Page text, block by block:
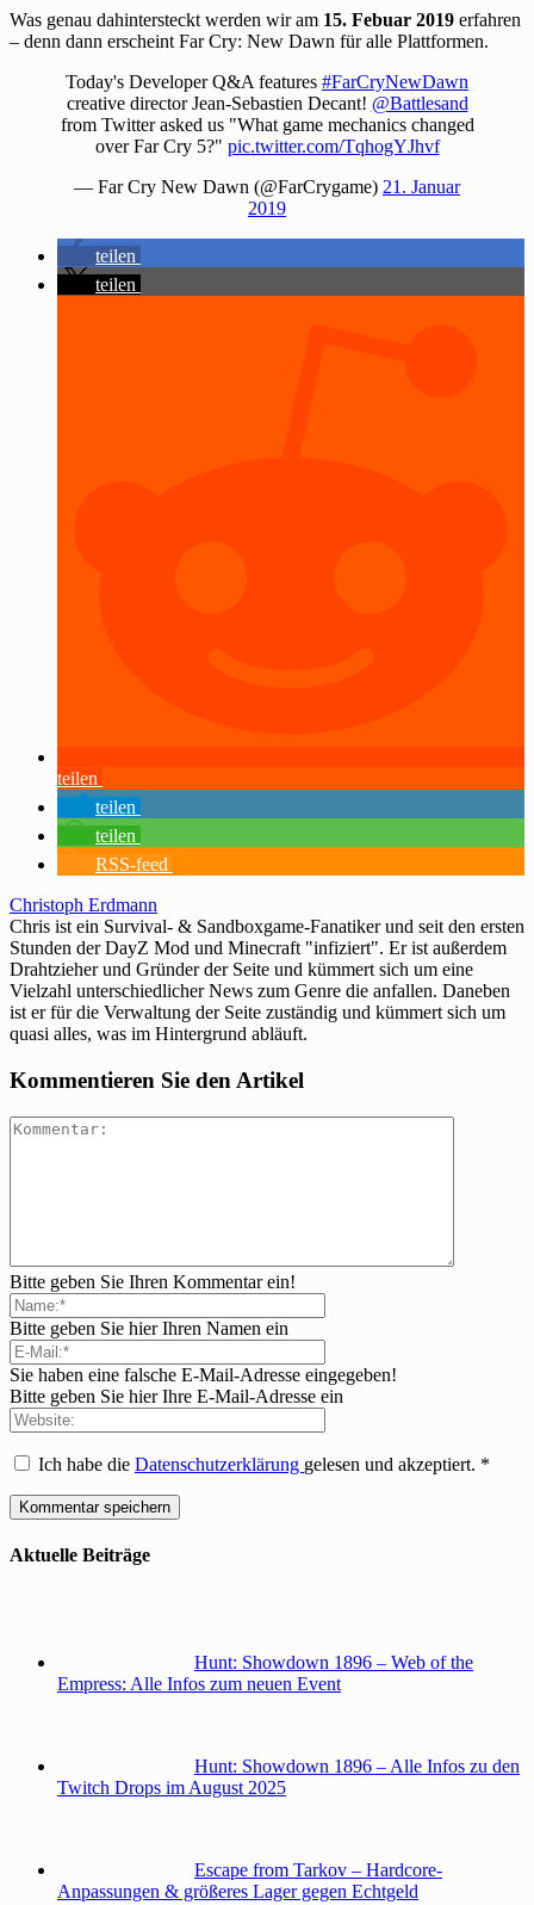
Was genau dahintersteckt werden wir am 15. Febuar 2019 erfahren
– denn dann erscheint Far Cry: New Dawn für alle Plattformen.
Today's Developer Q&A features #FarCryNewDawn
creative director Jean-Sebastien Decant! @Battlesand
from Twitter asked us "What game mechanics changed
over Far Cry 5?" pic.twitter.com/TqhogYJhvf
— Far Cry New Dawn (@FarCrygame) 21. Januar
2019
teilen
teilen
teilen
teilen
teilen
RSS-feed
Christoph Erdmann
Chris ist ein Survival- & Sandboxgame-Fanatiker und seit den ersten
Stunden der DayZ Mod und Minecraft "infiziert". Er ist außerdem
Drahtzieher und Gründer der Seite und kümmert sich um eine
Vielzahl unterschiedlicher News zum Genre die anfallen. Daneben
ist er für die Verwaltung der Seite zuständig und kümmert sich um
quasi alles, was im Hintergrund abläuft.
Kommentieren Sie den Artikel
Bitte geben Sie Ihren Kommentar ein!
Bitte geben Sie hier Ihren Namen ein
Sie haben eine falsche E-Mail-Adresse eingegeben!
Bitte geben Sie hier Ihre E-Mail-Adresse ein
Ich habe die Datenschutzerklärung gelesen und akzeptiert. *
Aktuelle Beiträge
Hunt: Showdown 1896 – Web of the
Empress: Alle Infos zum neuen Event
Hunt: Showdown 1896 – Alle Infos zu den
Twitch Drops im August 2025
Escape from Tarkov – Hardcore-
Anpassungen & größeres Lager gegen Echtgeld